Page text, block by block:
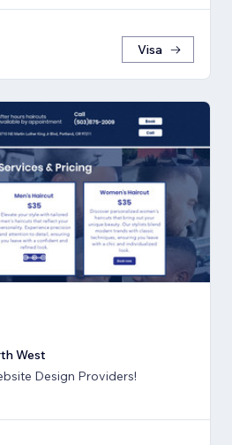
Visa
West
Design Providers!